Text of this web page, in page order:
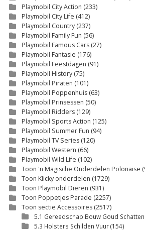
Playmobil City Action (233)
Playmobil City Life (412)
Playmobil Country (237)
Playmobil Family Fun (56)
Playmobil Famous Cars (27)
Playmobil Fantasie (176)
Playmobil Feestdagen (91)
Playmobil History (75)
Playmobil Piraten (101)
Playmobil Poppenhuis (63)
Playmobil Prinsessen (50)
Playmobil Ridders (129)
Playmobil Sports Action (125)
Playmobil Summer Fun (94)
Playmobil TV Series (120)
Playmobil Western (66)
Playmobil Wild Life (102)
Toon 'n Magische Onderdelen Polonaise
Toon Klicky onderdelen (1729)
Toon Playmobil Dieren (931)
Toon Poppetjes Parade (2257)
Toon sectie Accessoires (2517)
5.1 Gereedschap Bouw Goud Schatten
5.3 Holsters Schilden Vuur(154)